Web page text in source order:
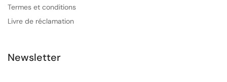
Termes et conditions
Livre de réclamation
Newsletter